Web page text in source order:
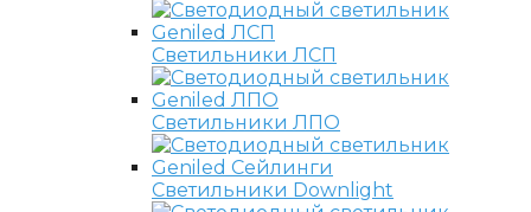
Светильники ЛСП
Светильники ЛПО
Светильники Downlight